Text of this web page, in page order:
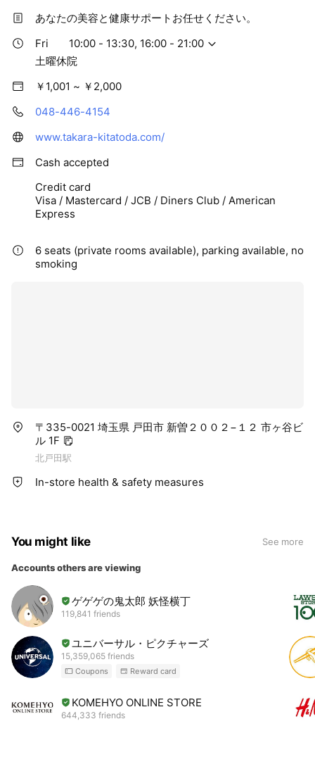
あなたの美容と健康サポートお任せください。
Fri
10:00 - 13:30, 16:00 - 21:00
土曜休院
￥1,001 ~ ￥2,000
048-446-4154
www.takara-kitatoda.com/
Cash accepted
Credit card
Visa / Mastercard / JCB / Diners Club / American
Express
6 seats (private rooms available), parking available, no
smoking
〒335-0021 埼玉県 戸田市 新曽２００２−１２ 市ヶ谷ビ
ル 1F
北戸田駅
In-store health & safety measures
You might like See more
Accounts others are viewing
ゲゲゲの鬼太郎 妖怪横丁
119,841 friends
ユニバーサル・ピクチャーズ
15,359,065 friends
Coupons Reward card
KOMEHYO ONLINE STORE
644,333 friends